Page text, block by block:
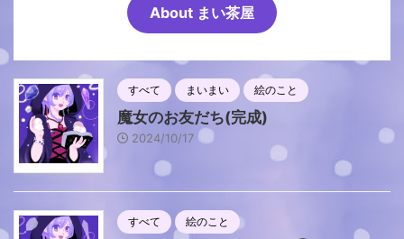
About まい茶屋
すべて まいまい 絵のこと
魔女のお友だち(完成)
2024/10/17
すべて 絵のこと